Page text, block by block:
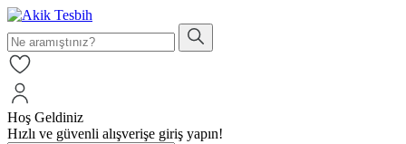
Hoş Geldiniz
Hızlı ve güvenli alışverişe giriş yapın!